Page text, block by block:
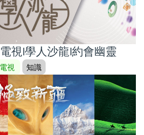
視|學人沙龍|約會幽靈
電視 知識